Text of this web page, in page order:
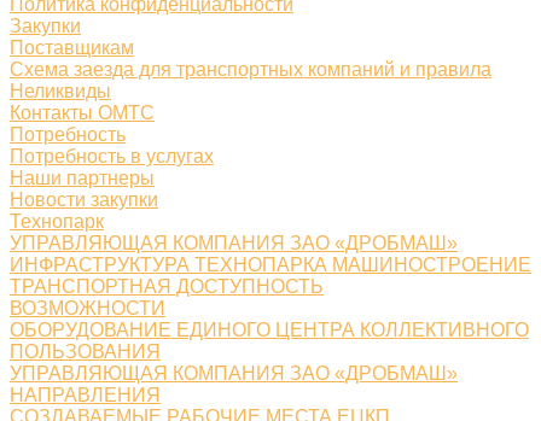
Политика конфиденциальности
Закупки
Поставщикам
Схема заезда для транспортных компаний и правила
Неликвиды
Контакты ОМТС
Потребность
Потребность в услугах
Наши партнеры
Новости закупки
Технопарк
УПРАВЛЯЮЩАЯ КОМПАНИЯ ЗАО «ДРОБМАШ»
ИНФРАСТРУКТУРА ТЕХНОПАРКА МАШИНОСТРОЕНИЕ
ТРАНСПОРТНАЯ ДОСТУПНОСТЬ
ВОЗМОЖНОСТИ
ОБОРУДОВАНИЕ ЕДИНОГО ЦЕНТРА КОЛЛЕКТИВНОГО
ПОЛЬЗОВАНИЯ
УПРАВЛЯЮЩАЯ КОМПАНИЯ ЗАО «ДРОБМАШ»
НАПРАВЛЕНИЯ
СОЗДАВАЕМЫЕ РАБОЧИЕ МЕСТА ЕЦКП